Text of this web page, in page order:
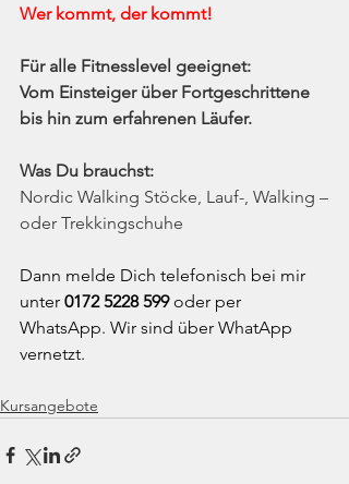
Wer kommt, der kommt!
Für alle Fitnesslevel geeignet:
Vom Einsteiger über Fortgeschrittene
bis hin zum erfahrenen Läufer.
Was Du brauchst:
Nordic Walking Stöcke, Lauf-, Walking –
oder Trekkingschuhe
Dann melde Dich telefonisch bei mir
unter 0172 5228 599 oder per
WhatsApp. Wir sind über WhatApp
vernetzt.
Kursangebote